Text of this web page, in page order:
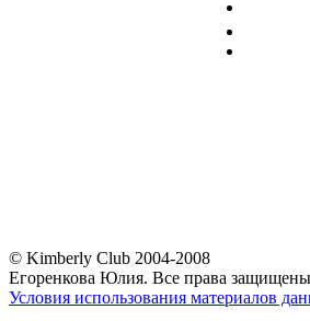
© Kimberly Club 2004-2008
Егоренкова Юлия. Все права
Условия использования материалов